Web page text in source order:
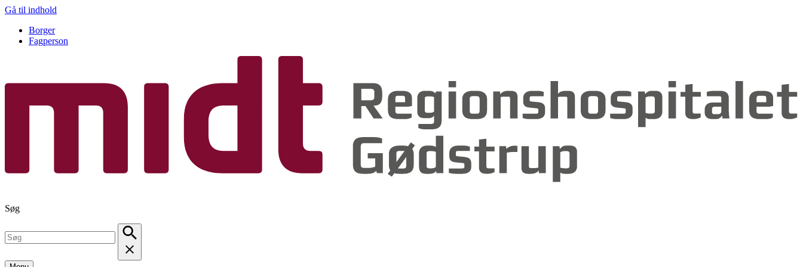
Gå til indhold
Borger
Fagperson
Søg